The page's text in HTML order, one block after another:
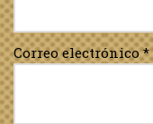
Correo electrónico*